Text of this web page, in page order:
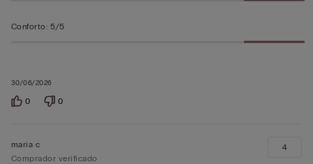
30/06/2026
Conforto: 5/5
0 0
maria c
Comprador verificado
4